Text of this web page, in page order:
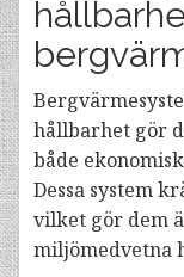
hållbarhet gör
både
Dessa system
vilket gör dem
miljömedvetna